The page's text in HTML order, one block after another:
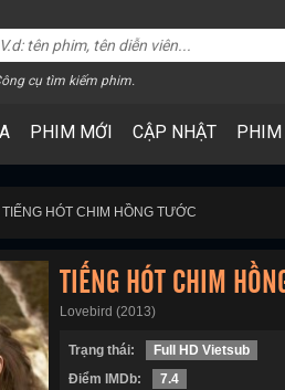
cụ tìm kiếm phim.
PHIM MỚI CẬP NHẬT PHIM
HÓT CHIM HỒNG TƯỚC
TIẾNG HÓT CHIM
Lovebird (2013)
Trạng thái:
Full HD Vietsub
Điểm IMDb:
7.4